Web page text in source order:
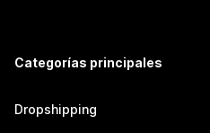
Categorías principales
Dropshipping